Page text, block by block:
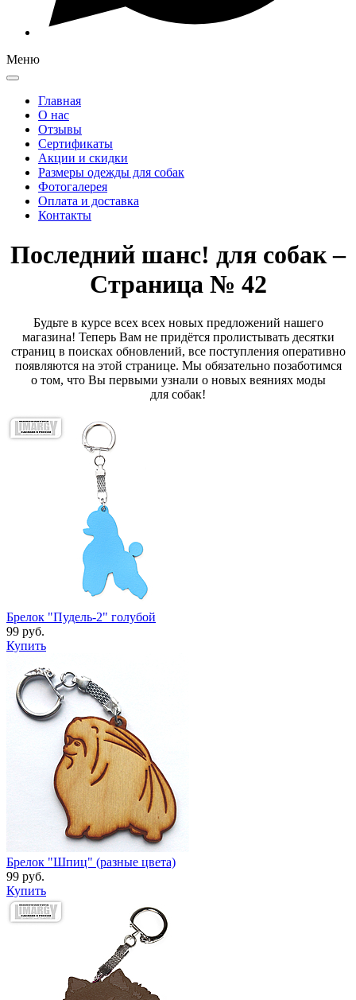
Меню
Главная
О нас
Отзывы
Сертификаты
Акции и скидки
Размеры одежды для собак
Фотогалерея
Оплата и доставка
Контакты
Последний шанс! для собак –
Страница № 42
Будьте в курсе всех всех новых предложений нашего
магазина! Теперь Вам не придётся пролистывать десятки
страниц в поисках обновлений, все поступления оперативно
появляются на этой странице. Мы обязательно позаботимся
о том, что Вы первыми узнали о новых веяниях моды
для собак!
Брелок "Пудель-2" голубой
99 руб.
Купить
Брелок "Шпиц" (разные цвета)
99 руб.
Купить